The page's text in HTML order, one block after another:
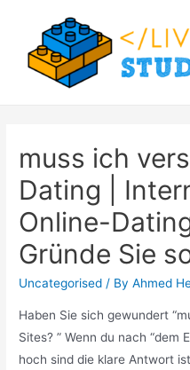
content
muss ich
Dating |
Online-
Gründe Sie
Uncategorised / ByAhmed
Haben Sie sich gewundert
Sites? ” Wenn du nach “dem
hoch sind die klare Antwort